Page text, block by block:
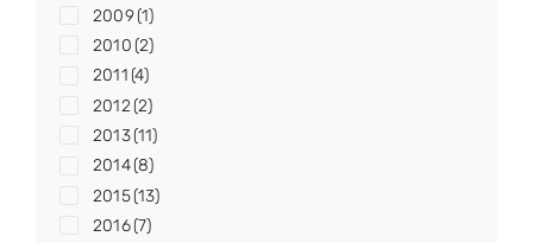
2009(1)
2010(2)
2011(4)
2012(2)
2013(11)
2014(8)
2015(13)
2016(7)